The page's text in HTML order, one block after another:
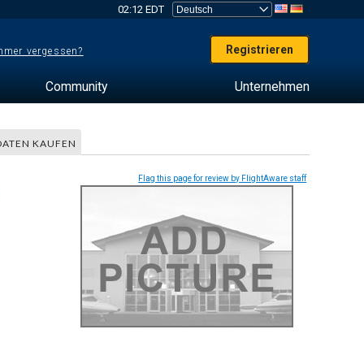
02:12 EDT
vergessen? Registrieren
Community Unternehmen
KAUFEN
Flag this page for review by FlightAware staff